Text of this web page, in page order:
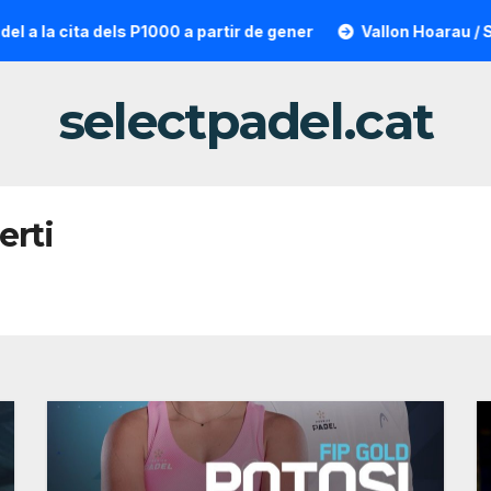
dels P1000 a partir de gener Vallon Hoarau / Saintot:
selectpadel.cat